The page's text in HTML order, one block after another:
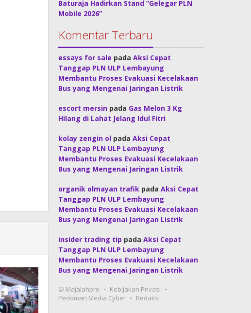
Baturaja Hadirkan Stand “Gelegar PLN
Mobile 2026”
Komentar Terbaru
essays for sale padaAksi Cepat
Tanggap PLN ULP Lembayung
Membantu Proses Evakuasi Kecelakaan
Bus yang Mengenai Jaringan Listrik
escort mersin pada Gas Melon 3 Kg
Hilang di Lahat Jelang Idul Fitri
kolay zengin ol padaAksi Cepat
Tanggap PLN ULP Lembayung
Membantu Proses Evakuasi Kecelakaan
Bus yang Mengenai Jaringan Listrik
organik olmayan trafik padaAksi Cepat
Tanggap PLN ULP Lembayung
Membantu Proses Evakuasi Kecelakaan
Bus yang Mengenai Jaringan Listrik
insider trading tip padaAksi Cepat
Tanggap PLN ULP Lembayung
Membantu Proses Evakuasi Kecelakaan
Bus yang Mengenai Jaringan Listrik
© Majalahpro
Kebijakan Privasi
Pedoman Media Cyber
Redaksi